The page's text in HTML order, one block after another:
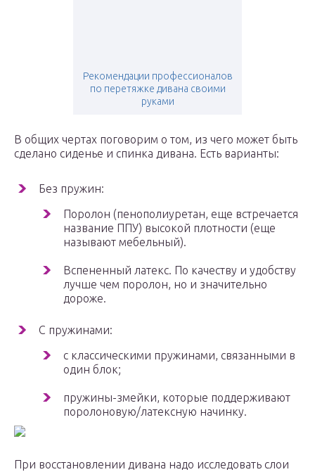
Рекомендации профессионалов
по перетяжке дивана своими
руками
В общих чертах поговорим о том, из чего может быть
сделано сиденье и спинка дивана. Есть варианты:
Без пружин:
Поролон (пенополиуретан, еще встречается
название ППУ) высокой плотности (еще
называют мебельный).
Вспененный латекс. По качеству и удобству
лучше чем поролон, но и значительно
дороже.
С пружинами:
с классическими пружинами, связанными в
один блок;
пружины-змейки, которые поддерживают
поролоновую/латексную начинку.
При восстановлении дивана надо исследовать слои